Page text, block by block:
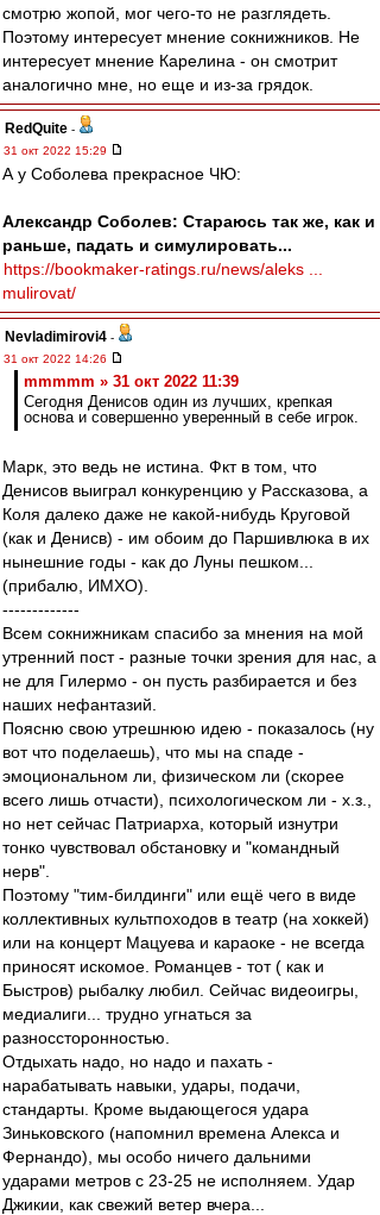
смотрю жопой, мог чего-то не разглядеть.
Поэтому интересует мнение сокнижников. Не
интересует мнение Карелина - он смотрит
аналогично мне, но еще и из-за грядок.
RedQuite -
31 окт 2022 15:29
А у Соболева прекрасное ЧЮ:
Александр Соболев: Стараюсь так же, как и
раньше, падать и симулировать...
https://bookmaker-ratings.ru/news/aleks ...
mulirovat/
Nevladimirovi4 -
31 окт 2022 14:26
mmmmm » 31 окт 2022 11:39
Сегодня Денисов один из лучших, крепкая
основа и совершенно уверенный в себе игрок.
Марк, это ведь не истина. Фкт в том, что
Денисов выиграл конкуренцию у Рассказова, а
Коля далеко даже не какой-нибудь Круговой
(как и Денисв) - им обоим до Паршивлюка в их
нынешние годы - как до Луны пешком...
(прибалю, ИМХО).
-------------
Всем сокнижникам спасибо за мнения на мой
утренний пост - разные точки зрения для нас, а
не для Гилермо - он пусть разбирается и без
наших нефантазий.
Поясню свою утрешнюю идею - показалось (ну
вот что поделаешь), что мы на спаде -
эмоциональном ли, физическом ли (скорее
всего лишь отчасти), психологическом ли - х.з.,
но нет сейчас Патриарха, который изнутри
тонко чувствовал обстановку и "командный
нерв".
Поэтому "тим-билдинги" или ещё чего в виде
коллективных культпоходов в театр (на хоккей)
или на концерт Мацуева и караоке - не всегда
приносят искомое. Романцев - тот ( как и
Быстров) рыбалку любил. Сейчас видеоигры,
медиалиги... трудно угнаться за
разноссторонностью.
Отдыхать надо, но надо и пахать -
нарабатывать навыки, удары, подачи,
стандарты. Кроме выдающегося удара
Зиньковского (напомнил времена Алекса и
Фернандо), мы особо ничего дальними
ударами метров с 23-25 не исполняем. Удар
Джикии, как свежий ветер вчера...